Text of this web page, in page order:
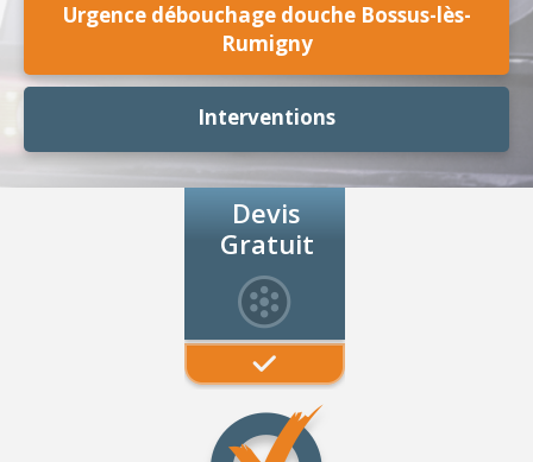
Urgence débouchage douche Bossus-lès-
Rumigny
Interventions
Devis
Gratuit